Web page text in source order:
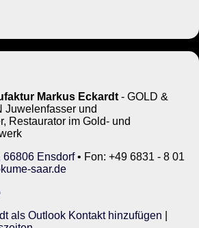
Markus Eckardt - GOLD &
Juwelenfasser und
Restaurator im Gold- und
66806 Ensdorf• Fon: +49 6831 - 8 01
saar.de
als Outlook Kontakt hinzufügen